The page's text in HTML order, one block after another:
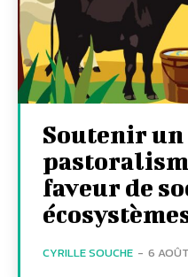
Soutenir un
faveur de
CYRILLE SOUCHE - 6